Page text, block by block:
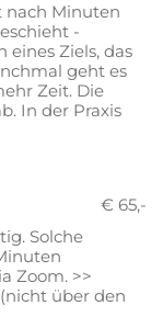
nach Minuten
-
eines Ziels, das
geht es
Zeit. Die
In der Praxis
€ 65,-
Solche
Zoom. >>
über den